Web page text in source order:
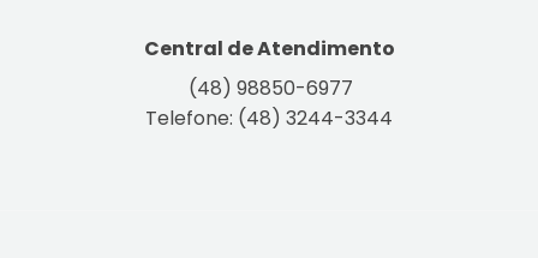
Central de Atendimento
(48) 98850-6977
Telefone: (48) 3244-3344